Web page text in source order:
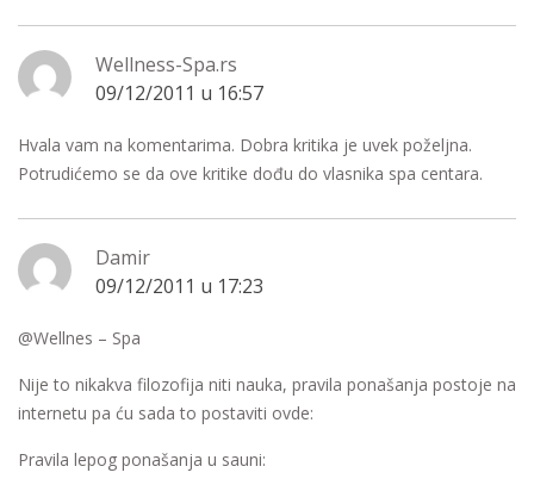
Wellness-Spa.rs
09/12/2011 u 16:57
Hvala vam na komentarima. Dobra kritika je uvek poželjna.
Potrudićemo se da ove kritike dođu do vlasnika spa centara.
Damir
09/12/2011 u 17:23
@Wellnes – Spa
Nije to nikakva filozofija niti nauka, pravila ponašanja postoje na
internetu pa ću sada to postaviti ovde:
Pravila lepog ponašanja u sauni: